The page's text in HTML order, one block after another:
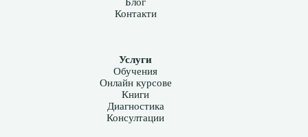
Контакти
Услуги
Обучения
Онлайн курсове
Книги
Диагностика
Консултации